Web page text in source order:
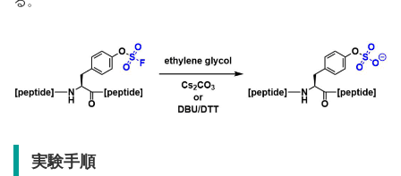
実験手順